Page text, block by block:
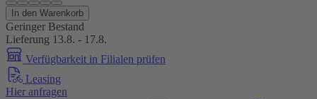
In den Warenkorb
Geringer Bestand
Lieferung 13.8. - 17.8.
Verfügbarkeit in Filialen prüfen
Leasing
Hier anfragen